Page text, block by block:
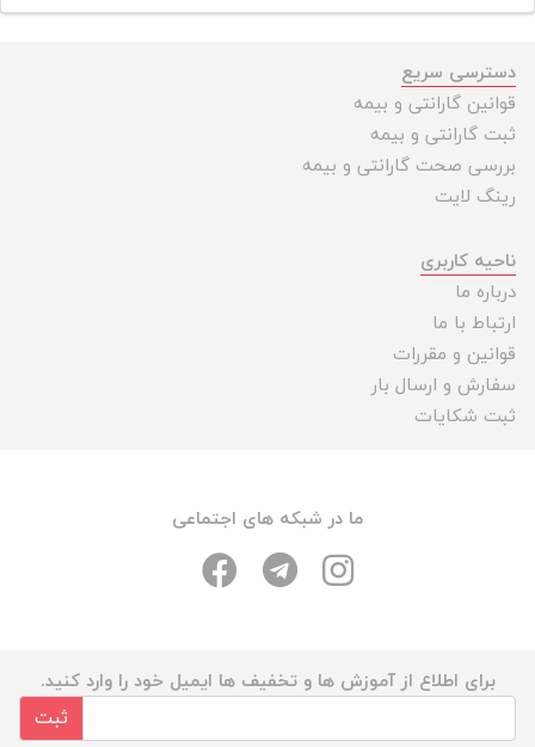
دسترسی سریع
قوانین گارانتی و بیمه
ثبت گارانتی و بیمه
بررسی صحت گارانتی و بیمه
رینگ لایت
ناحیه کاربری
درباره ما
ارتباط با ما
قوانین و مقررات
سفارش و ارسال بار
ثبت شکایات
ما در شبکه های اجتماعی
برای اطلاع از آموزش ها و تخفیف ها ایمیل خود را وارد کنید.
ثبت